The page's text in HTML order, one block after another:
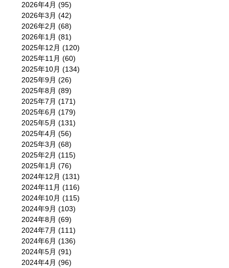
2026年4月 (95)
2026年3月 (42)
2026年2月 (68)
2026年1月 (81)
2025年12月 (120)
2025年11月 (60)
2025年10月 (134)
2025年9月 (26)
2025年8月 (89)
2025年7月 (171)
2025年6月 (179)
2025年5月 (131)
2025年4月 (56)
2025年3月 (68)
2025年2月 (115)
2025年1月 (76)
2024年12月 (131)
2024年11月 (116)
2024年10月 (115)
2024年9月 (103)
2024年8月 (69)
2024年7月 (111)
2024年6月 (136)
2024年5月 (91)
2024年4月 (96)